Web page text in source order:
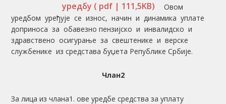
уредбу ( pdf | 111,5KB)
Овом
уредбом уређује се износ, начин и динамика уплате
доприноса за обавезно пензијско и инвалидско и
здравствено осигурање за свештенике и верске
службенике из средстава буџета Републике Србије.
Члан2
За лица из члана1. ове уредбе средства за уплату